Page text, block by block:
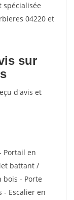
spécialisée
04220 et
sur
d'avis et
Portail en
battant /
bois - Porte
- Escalier en